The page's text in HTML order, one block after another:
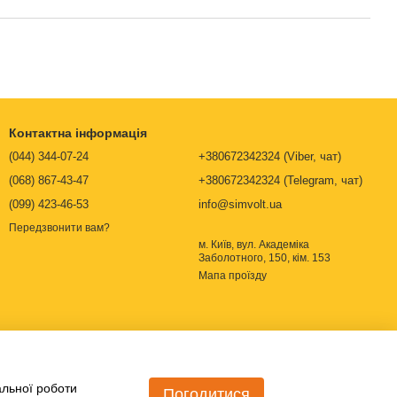
Контактна інформація
(044) 344-07-24
(068) 867-43-47
(099) 423-46-53
Передзвонити вам?
+380672342324 (Viber, чат)
+380672342324 (Telegram, чат)
info@simvolt.ua
м. Київ, вул. Академіка
Заболотного, 150, кім. 153
Мапа проїзду
роботи